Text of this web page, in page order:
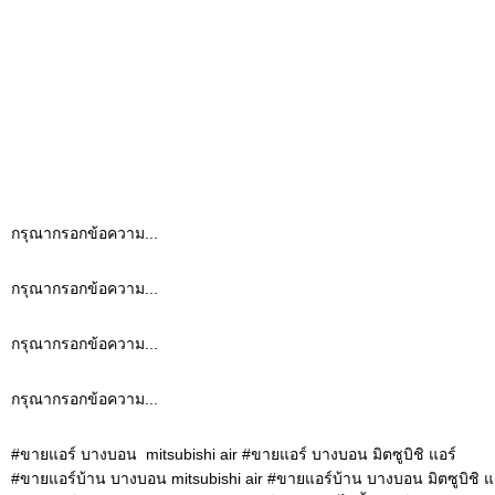
กรุณากรอกข้อความ...
กรุณากรอกข้อความ...
กรุณากรอกข้อความ...
กรุณากรอกข้อความ...
#ขายแอร์ บางบอน mitsubishi air #ขายแอร์ บางบอน มิตซูบิชิ แอร์
#ขายแอร์บ้าน บางบอน mitsubishi air #ขายแอร์บ้าน บางบอน มิตซูบิชิ